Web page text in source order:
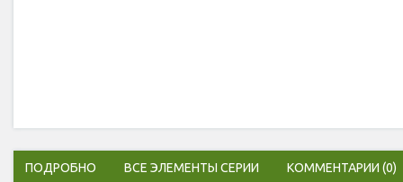
ПОДРОБНО ВСЕ ЭЛЕМЕНТЫ СЕРИИ КОММЕНТАРИИ (0)